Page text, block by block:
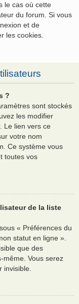
le cas où cette
du forum. Si vous
et de
les cookies.
?
sont stockés
les modifier
Le lien vers ce
votre nom
Ce système vous
toutes vos
de la liste
« Préférences du
statut en ligne ».
que des
même. Vous serez
invisible.